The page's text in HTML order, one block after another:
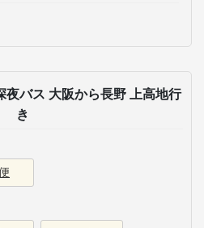
夜バス 大阪から長野 上高地行
き